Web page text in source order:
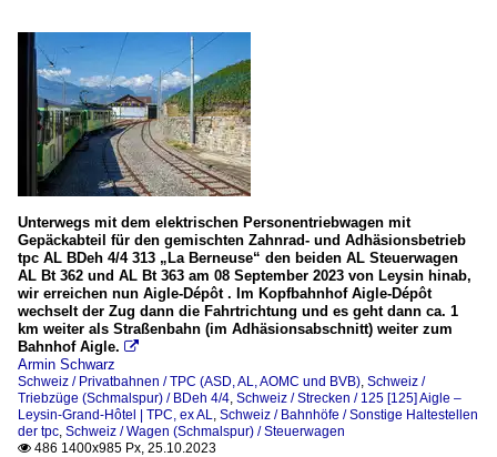
Unterwegs mit dem elektrischen Personentriebwagen mit
Gepäckabteil für den gemischten Zahnrad- und Adhäsionsbetrieb
tpc AL BDeh 4/4 313 „La Berneuse“ den beiden AL Steuerwagen
AL Bt 362 und AL Bt 363 am 08 September 2023 von Leysin hinab,
wir erreichen nun Aigle-Dépôt . Im Kopfbahnhof Aigle-Dépôt
wechselt der Zug dann die Fahrtrichtung und es geht dann ca. 1
km weiter als Straßenbahn (im Adhäsionsabschnitt) weiter zum
Bahnhof Aigle. 
Armin Schwarz
Schweiz / Privatbahnen / TPC (ASD, AL, AOMC und BVB), Schweiz /
Triebzüge (Schmalspur) / BDeh 4/4, Schweiz / Strecken / 125 [125] Aigle –
Leysin-Grand-Hôtel | TPC, ex AL, Schweiz / Bahnhöfe / Sonstige Haltestellen
der tpc, Schweiz / Wagen (Schmalspur) / Steuerwagen
 486 1400x985 Px, 25.10.2023